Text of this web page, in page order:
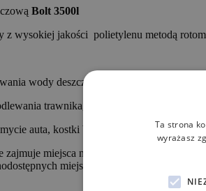
Bolt 3500l
z wysokiej jakości polietylenu metodą
wody deszczowej spływającej z
trawnika, krzewów, rabat czy
auta, kostki brukowej, tarasu a nawet
miejsca na podwórku, nie wadzi
miejscach.
Ta strona
wyrażasz